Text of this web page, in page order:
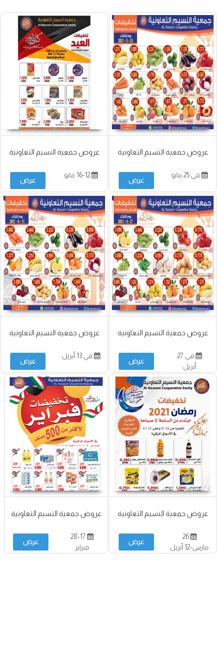
عروض جمعية النسيم التعاونية
في 25 مايو
عرض
عروض جمعية النسيم التعاونية
عرض
عروض جمعية النسيم التعاونية
في 27
أبريل
عرض
عروض جمعية النسيم التعاونية
في 13 أبريل
عرض
عروض جمعية النسيم التعاونية
26
مارس-12 أبريل
عرض
عروض جمعية النسيم التعاونية
28-17
فبراير
عرض